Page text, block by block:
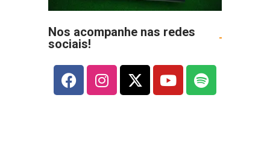
Nos acompanhe nas redes
sociais!